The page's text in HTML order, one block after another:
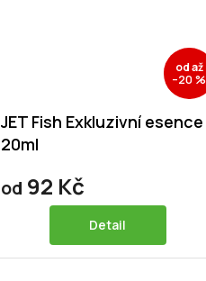
odaž
–20 %
JET Fish Exkluzivní esence
20ml
od 92 Kč
Detail